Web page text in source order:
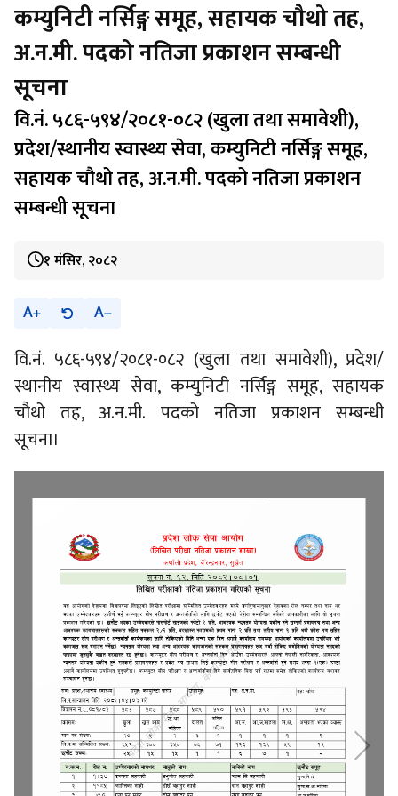
कम्युनिटी नर्सिङ्ग समूह, सहायक चौथो तह,
अ.न.मी. पदको नतिजा प्रकाशन सम्बन्धी
सूचना
वि.नं. ५८६-५९४/२०८१-०८२ (खुला तथा समावेशी),
प्रदेश/स्थानीय स्वास्थ्य सेवा, कम्युनिटी नर्सिङ्ग समूह,
सहायक चौथो तह, अ.न.मी. पदको नतिजा प्रकाशन
सम्बन्धी सूचना
१ मंसिर, २०८२
A A
वि.नं. ५८६-५९४/२०८१-०८२ (खुला तथा समावेशी), प्रदेश/
स्थानीय स्वास्थ्य सेवा, कम्युनिटी नर्सिङ्ग समूह, सहायक
चौथो तह, अ.न.मी. पदको नतिजा प्रकाशन सम्बन्धी
सूचना।